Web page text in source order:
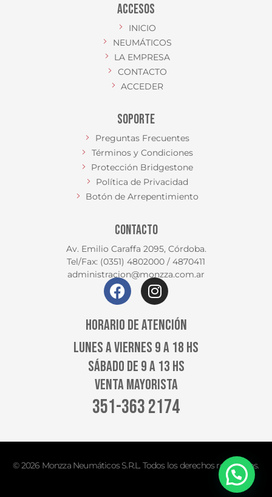
ACCESOS
INICIO
NEUMÁTICOS
LA EMPRESA
CONTACTO
ACCEDER
SOPORTE
Preguntas Frecuentes
Términos y Condiciones
Protección Bridgestone
Política de Privacidad
Botón de Arrepentimiento
CONTACTO
Av. Emilio Caraffa 2095, Córdoba.
Tel/Fax: (0351) 4802000 / 4870411
administracion@monzza.com.ar
HORARIO DE ATENCIÓN
LUNES A VIERNES 9 A 18 HS
SÁBADO DE 9 A 13 HS
VENTA MAYORISTA
351-363 2174
© 2026 Monzza Neumáticos S.R.L. Todos los derechos reservados.